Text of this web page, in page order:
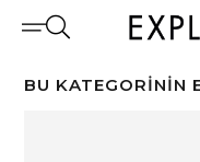
BU KATEGORININ